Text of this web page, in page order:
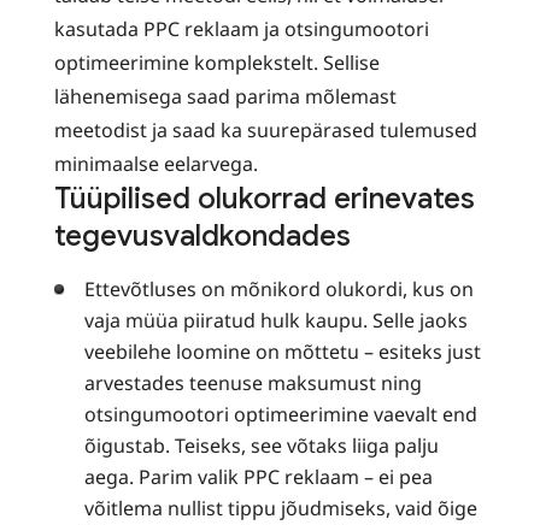
kasutada PPC reklaam ja otsingumootori
optimeerimine komplekstelt. Sellise
lähenemisega saad parima mõlemast
meetodist ja saad ka suurepärased tulemused
minimaalse eelarvega.
Tüüpilised olukorrad erinevates
tegevusvaldkondades
Ettevõtluses on mõnikord olukordi, kus on
vaja müüa piiratud hulk kaupu. Selle jaoks
veebilehe loomine on mõttetu – esiteks just
arvestades teenuse maksumust ning
otsingumootori optimeerimine vaevalt end
õigustab. Teiseks, see võtaks liiga palju
aega. Parim valik PPC reklaam – ei pea
võitlema nullist tippu jõudmiseks, vaid õige